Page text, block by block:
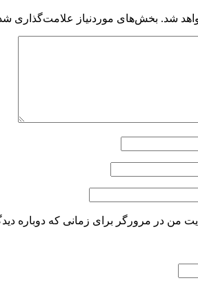
شد. بخش‌های موردنیاز علامت‌گذاری
من در مرورگر برای زمانی که دوباره